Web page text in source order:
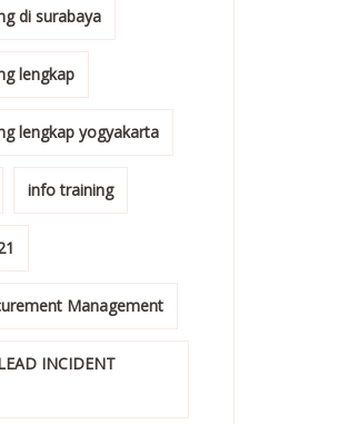
di surabaya
lengkap
lengkap yogyakarta
info training
Management
INCIDENT